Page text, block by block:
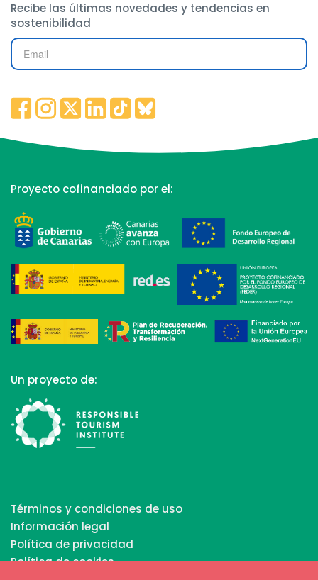
Recibe las últimas novedades y tendencias en
sostenibilidad
Proyecto cofinanciado por el:
Un proyecto de:
Términos y condiciones de uso
Información legal
Política de privacidad
Política de cookies